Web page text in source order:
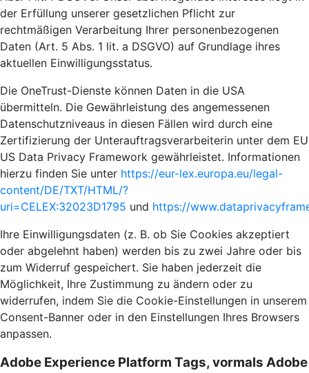
der Erfüllung unserer gesetzlichen Pflicht zur
rechtmäßigen Verarbeitung Ihrer personenbezogenen
Daten (Art. 5 Abs. 1 lit. a DSGVO) auf Grundlage ihres
aktuellen Einwilligungsstatus.
Die OneTrust-Dienste können Daten in die USA
übermitteln. Die Gewährleistung des angemessenen
Datenschutzniveaus in diesen Fällen wird durch eine
Zertifizierung der Unterauftragsverarbeiterin unter dem EU
US Data Privacy Framework gewährleistet. Informationen
hierzu finden Sie unter https://eur-lex.europa.eu/legal-
content/DE/TXT/HTML/?
uri=CELEX:32023D1795 und https://
Ihre Einwilligungsdaten (z. B. ob Sie Cookies akzeptiert
oder abgelehnt haben) werden bis zu zwei Jahre oder bis
zum Widerruf gespeichert. Sie haben jederzeit die
Möglichkeit, Ihre Zustimmung zu ändern oder zu
widerrufen, indem Sie die Cookie-Einstellungen in unserem
Consent-Banner oder in den Einstellungen Ihres Browsers
anpassen.
Adobe Experience Platform Tags, vormals Adobe